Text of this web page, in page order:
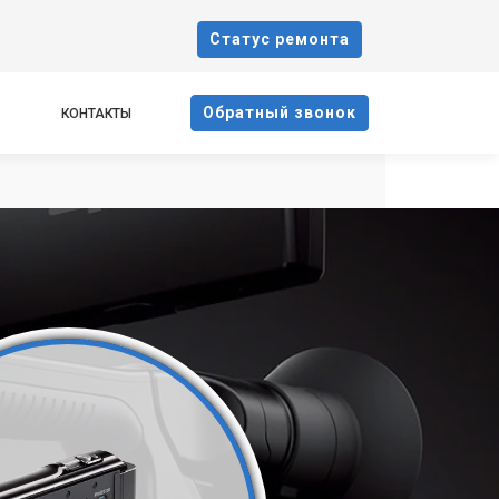
Cтатус ремонта
КОНТАКТЫ Oбратный звонок